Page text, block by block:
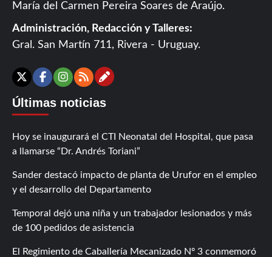
María del Carmen Pereira Soares de Araújo.
Administración, Redacción y Talleres:
Gral. San Martín 711, Rivera - Uruguay.
X Facebook
Instagram
RSSContáctanos
Últimas noticias
Hoy se inaugurará el CTI Neonatal del Hospital, que pasa
a llamarse “Dr. Andrés Toriani”
Sander destacó impacto de planta de Urufor en el empleo
y el desarrollo del Departamento
Temporal dejó una niña y un trabajador lesionados y más
de 100 pedidos de asistencia
El Regimiento de Caballería Mecanizado Nº 3 conmemoró